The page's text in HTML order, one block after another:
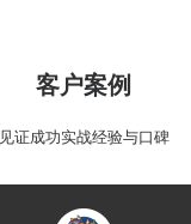
客户案例
见证成功实战经验与口碑